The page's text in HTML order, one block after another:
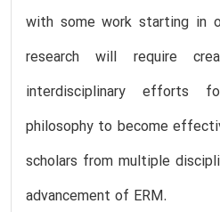
with some work starting in
research will require
interdisciplinary efforts
philosophy to become
scholars from multiple
advancement of ERM.